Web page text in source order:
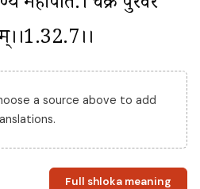
a source above to add
Full shloka meaning